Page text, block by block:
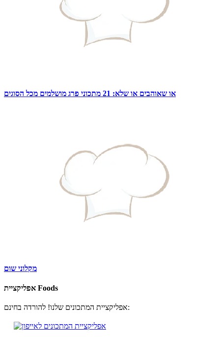
או שאוהבים או שלא: 21 מתכוני פרג מושלמים מכל הסוגים
מקלוני שום
אפליקציית Foods
אפליקציית המתכונים שלנו! להורדה בחינם: